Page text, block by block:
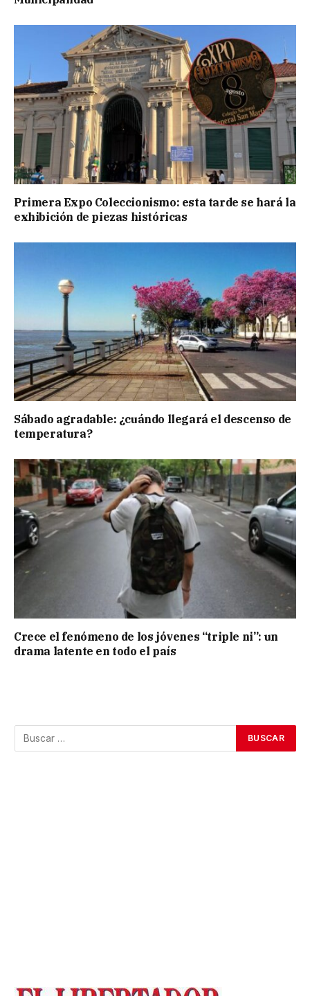
Primera Expo Coleccionismo: esta tarde se hará la
exhibición de piezas históricas
Sábado agradable: ¿cuándo llegará el descenso de
temperatura?
Crece el fenómeno de los jóvenes “triple ni”: un
drama latente en todo el país